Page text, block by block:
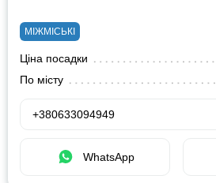
МІЖМІСЬКІ
Ціна посадки
По місту
+380633094949
WhatsApp